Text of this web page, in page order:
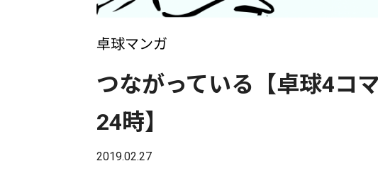
卓球マンガ
つながっている【卓球4コ
24時】
2019.02.27